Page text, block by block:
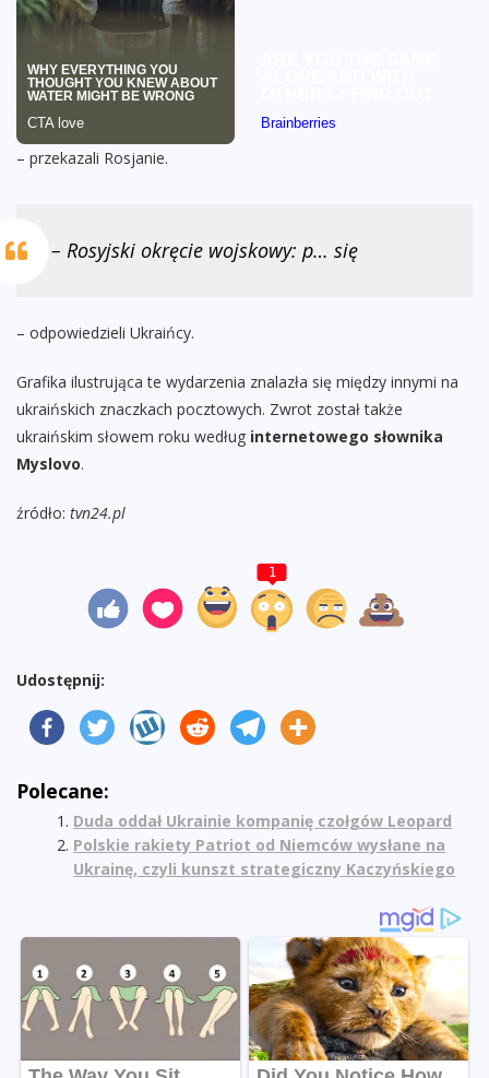
– przekazali Rosjanie.
– Rosyjski okręcie wojskowy: p… się
– odpowiedzieli Ukraińcy.
Grafika ilustrująca te wydarzenia znalazła się między innymi na
ukraińskich znaczkach pocztowych. Zwrot został także
ukraińskim słowem roku według internetowego słownika
Myslovo.
źródło: tvn24.pl
1
Udostępnij:
Polecane:
Duda oddał Ukrainie kompanię czołgów Leopard
Polskie rakiety Patriot od Niemców wysłane na
Ukrainę, czyli kunszt strategiczny Kaczyńskiego